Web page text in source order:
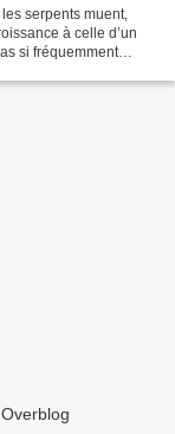
serpents muent,
à celle d’un
si fréquemment